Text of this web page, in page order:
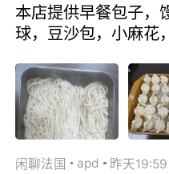
本店提供早餐包子，
球，豆沙包，小麻花
闲聊法国 apd 昨天19:59